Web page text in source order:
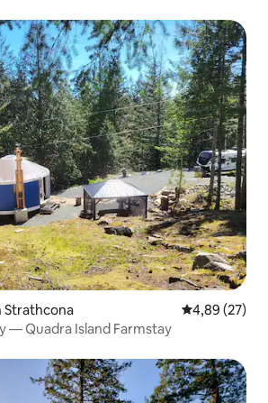
Strathcona
4,89 (27)
— Quadra Island Farmstay